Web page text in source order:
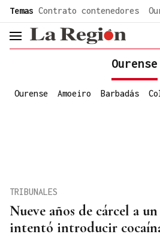
Temas Contrato contenedores
header.menu.open
Ourense
Ourense Amoeiro Barbadás
Nueve años de cárcel a
intentó introducir
TRIBUNALES